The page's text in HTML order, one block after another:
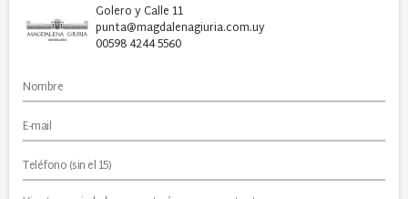
Golero y Calle 11
punta@magdalenagiuria.com.uy
00598 4244 5560